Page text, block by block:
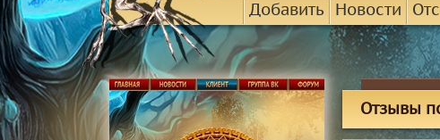
Добавить Новости
Отзывы